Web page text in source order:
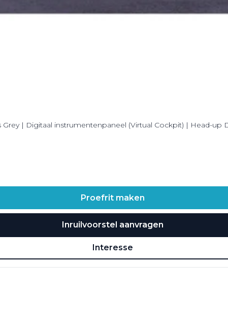
| Digitaal instrumentenpaneel (Virtual Cockpit) | Head-up
Proefrit maken
Inruilvoorstel aanvragen
Interesse